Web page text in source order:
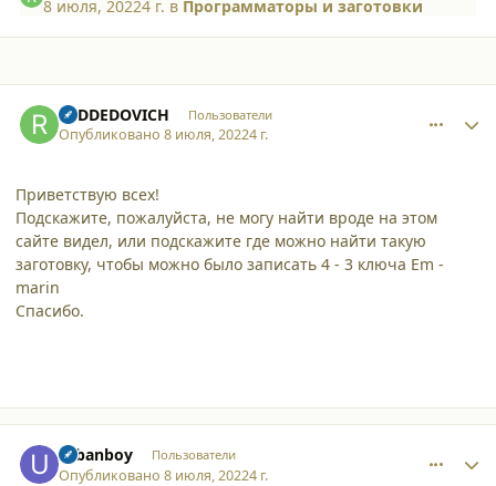
8 июля, 20224 г. в Программаторы и заготовки
REDDEDOVICH Пользователи
Опубликовано8 июля, 20224 г.
Приветствую всех!
Подскажите, пожалуйста, не могу найти вроде на этом
сайте видел, или подскажите где можно найти такую
заготовку, чтобы можно было записать 4 - 3 ключа Em -
marin
Спасибо.
urbanboy Пользователи
Опубликовано8 июля, 20224 г.